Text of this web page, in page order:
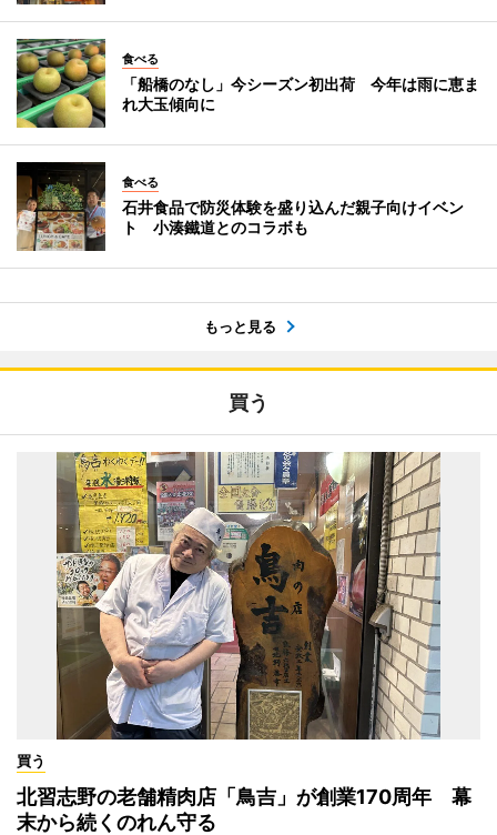
食べる
「船橋のなし」今シーズン初出荷 今年は雨に恵ま
れ大玉傾向に
食べる
石井食品で防災体験を盛り込んだ親子向けイベン
ト 小湊鐵道とのコラボも
もっと見る
買う
買う
北習志野の老舗精肉店「鳥吉」が創業170周年 幕
末から続くのれん守る